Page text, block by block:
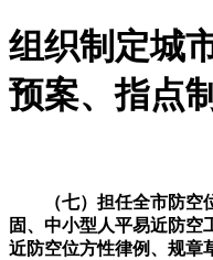
组织制定城
预案、指点
（七）担任全市防空位
固、中小型人平易近防空
近防空位方性律例、规章